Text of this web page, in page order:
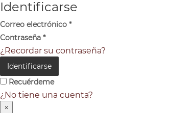
Identificarse
Correo electrónico *
Contraseña *
¿Recordar su contraseña?
Identificarse
Recuérdeme
¿No tiene una cuenta?
×